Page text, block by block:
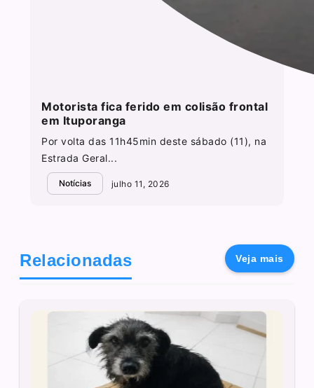
Motorista fica ferido em colisão frontal
em Ituporanga
Por volta das 11h45min deste sábado (11), na
Estrada Geral...
Notícias julho 11, 2026
Relacionadas Veja mais